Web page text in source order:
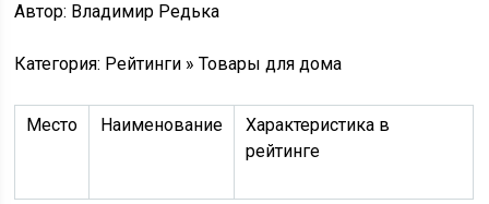
Автор: Владимир Редька
Категория: Рейтинги » Товары для дома
Место Наименование
Характеристика в
рейтинге